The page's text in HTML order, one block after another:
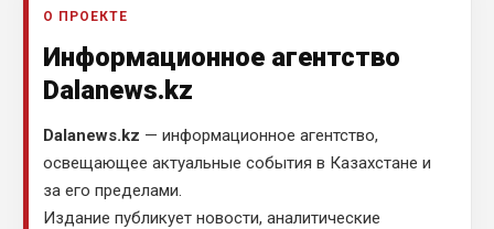
О ПРОЕКТЕ
Информационное агентство
Dalanews.kz
Dalanews.kz — информационное агентство,
освещающее актуальные события в Казахстане и
за его пределами.
Издание публикует новости, аналитические